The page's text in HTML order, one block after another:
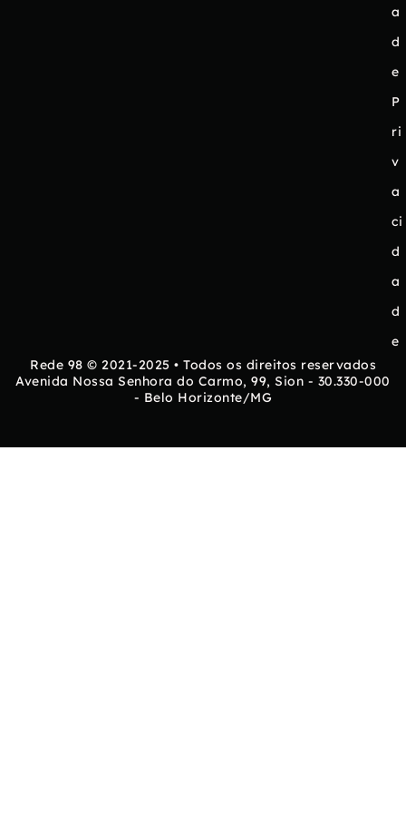
a
d
e
P
ri
v
a
ci
d
a
d
e
Rede 98 © 2021-2025 • Todos os direitos reservados
Avenida Nossa Senhora do Carmo, 99, Sion - 30.330-000
- Belo Horizonte/MG